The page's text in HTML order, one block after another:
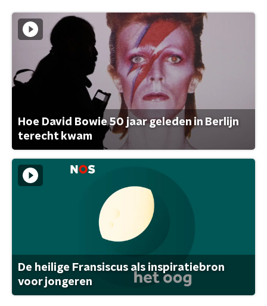
Hoe David Bowie 50 jaar geleden in Berlijn
terecht kwam
De heilige Fransiscus als inspiratiebron
voor jongeren